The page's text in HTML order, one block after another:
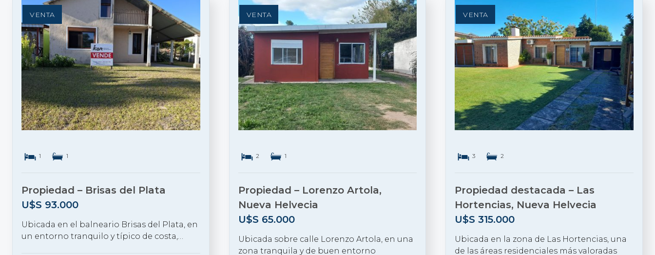
VENTA
1 1
Propiedad – Brisas del Plata
U$S 93.000
Ubicada en el balneario Brisas del Plata, en
un entorno tranquilo y típico de costa,…
VENTA
2 1
Propiedad – Lorenzo Artola,
Nueva Helvecia
U$S 65.000
Ubicada sobre calle Lorenzo Artola, en una
zona tranquila y de buen entorno
VENTA
3 2
Propiedad destacada – Las
Hortencias, Nueva Helvecia
U$S315.000
Ubicada en la zona de Las Hortencias, una
de las áreas residenciales más valoradas